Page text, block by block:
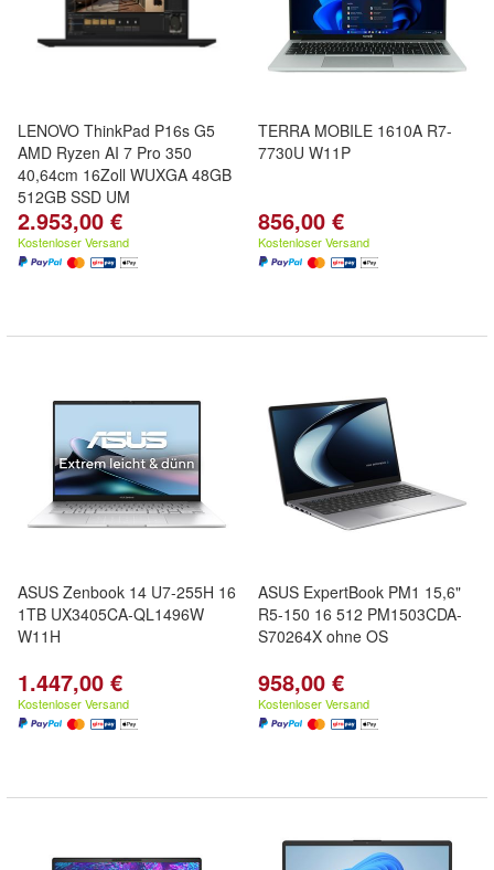
LENOVO ThinkPad P16s G5
AMD Ryzen AI 7 Pro 350
40,64cm 16Zoll WUXGA 48GB
512GB SSD UM
2.953,00 €
Kostenloser Versand
TERRA MOBILE 1610A R7-
7730U W11P
856,00 €
Kostenloser Versand
ASUS Zenbook 14 U7-255H 16
1TB UX3405CA-QL1496W
W11H
1.447,00 €
Kostenloser Versand
ASUS ExpertBook PM1 15,6"
R5-150 16 512 PM1503CDA-
S70264X ohne OS
958,00 €
Kostenloser Versand